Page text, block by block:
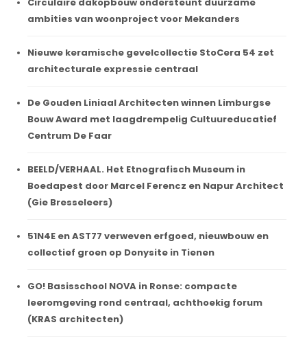
Circulaire dakopbouw ondersteunt duurzame
ambities van woonproject voor Mekanders
Nieuwe keramische gevelcollectie StoCera 54 zet
architecturale expressie centraal
De Gouden Liniaal Architecten winnen Limburgse
Bouw Award met laagdrempelig Cultuureducatief
Centrum De Faar
BEELD/VERHAAL. Het Etnografisch Museum in
Boedapest door Marcel Ferencz en Napur Architect
(Gie Bresseleers)
51N4E en AST77 verweven erfgoed, nieuwbouw en
collectief groen op Donysite in Tienen
GO! Basisschool NOVA in Ronse: compacte
leeromgeving rond centraal, achthoekig forum
(KRAS architecten)